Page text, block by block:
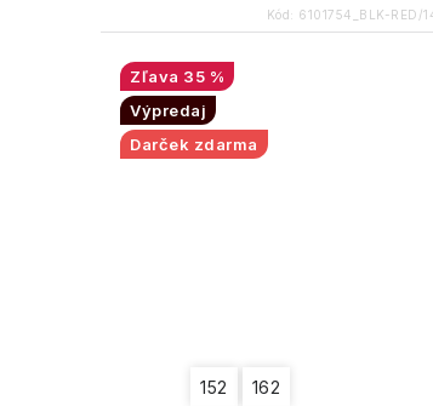
t
o
v
o
v
Kód: 6101754_BLK-RED/
35 %
Výpredaj
Darček zdarma
152 162